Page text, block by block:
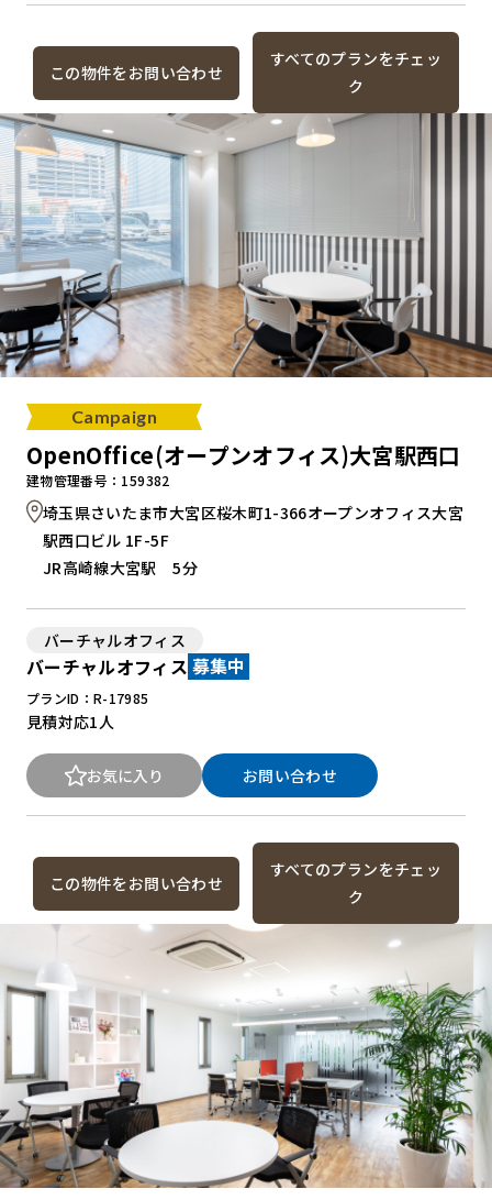
この物件をお問い合わせ
すべてのプランをチェッ
ク
Campaign
OpenOffice(オープンオフィス)大宮駅西口
建物管理番号：159382
埼玉県さいたま市大宮区桜木町1-366オープンオフィス大宮
駅西口ビル 1F-5F
JR高崎線大宮駅 5分
バーチャルオフィス
バーチャルオフィス 募集中
プランID：R-17985
見積対応1人
お気に入り お問い合わせ
この物件をお問い合わせ
すべてのプランをチェッ
ク